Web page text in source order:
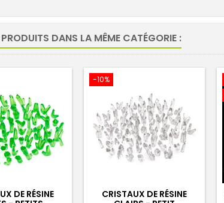
DANS LA MÊME CATÉGORIE :
DE RÉSINE
-10%
CRISTAUX DE RÉSINE